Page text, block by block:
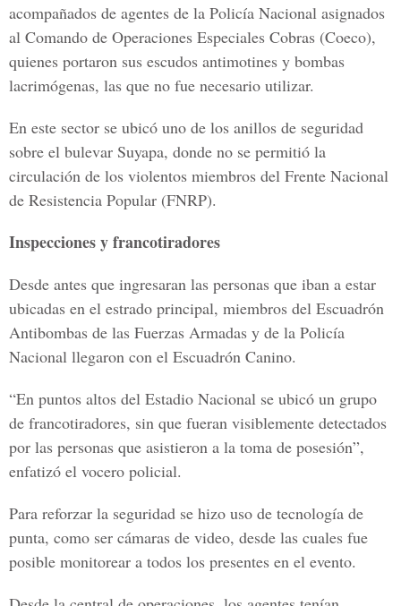
acompañados de agentes de la Policía Nacional asignados
al Comando de Operaciones Especiales Cobras (Coeco),
quienes portaron sus escudos antimotines y bombas
lacrimógenas, las que no fue necesario utilizar.
En este sector se ubicó uno de los anillos de seguridad
sobre el bulevar Suyapa, donde no se permitió la
circulación de los violentos miembros del Frente Nacional
de Resistencia Popular (FNRP).
Inspecciones y francotiradores
Desde antes que ingresaran las personas que iban a estar
ubicadas en el estrado principal, miembros del Escuadrón
Antibombas de las Fuerzas Armadas y de la Policía
Nacional llegaron con el Escuadrón Canino.
“En puntos altos del Estadio Nacional se ubicó un grupo
de francotiradores, sin que fueran visiblemente detectados
por las personas que asistieron a la toma de posesión”,
enfatizó el vocero policial.
Para reforzar la seguridad se hizo uso de tecnología de
punta, como ser cámaras de video, desde las cuales fue
posible monitorear a todos los presentes en el evento.